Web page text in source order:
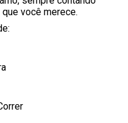
você merece.